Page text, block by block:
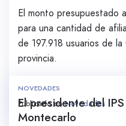
El monto
para una cantidad de
de 197.918 usuarios de
provincia.
Publicado enNovedades
NOVEDADES
El presidente del
Montecarlo